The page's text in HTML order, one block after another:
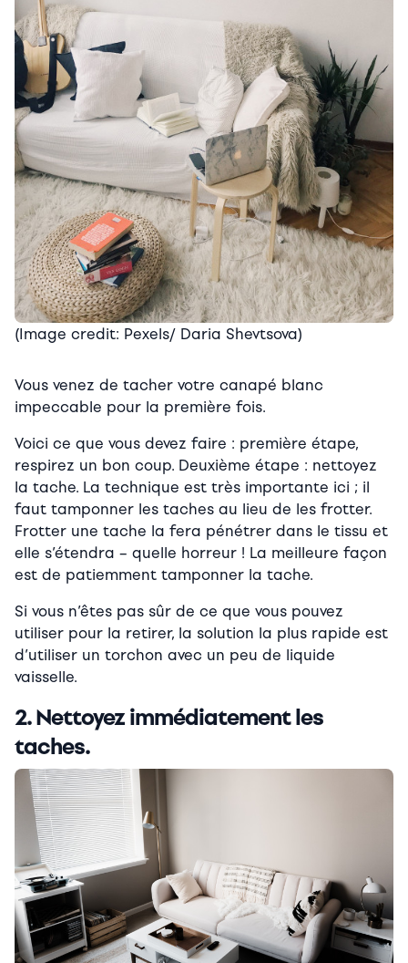
(Image credit: Pexels/ Daria Shevtsova)
Vous venez de tacher votre canapé blanc
impeccable pour la première fois.
Voici ce que vous devez faire : première étape,
respirez un bon coup. Deuxième étape : nettoyez
la tache. La technique est très importante ici ; il
faut tamponner les taches au lieu de les frotter.
Frotter une tache la fera pénétrer dans le tissu et
elle s’étendra – quelle horreur ! La meilleure façon
est de patiemment tamponner la tache.
Si vous n’êtes pas sûr de ce que vous pouvez
utiliser pour la retirer, la solution la plus rapide est
d’utiliser un torchon avec un peu de liquide
vaisselle.
2. Nettoyez immédiatement les
taches.